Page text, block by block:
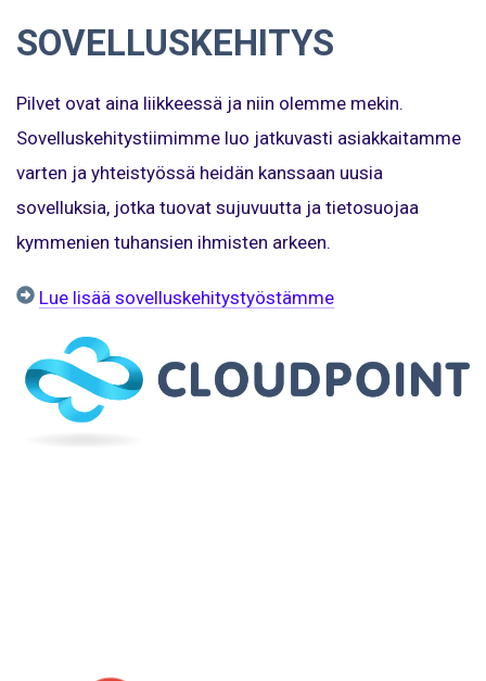
SOVELLUSKEHITYS
Pilvet ovat aina liikkeessä ja niin olemme mekin.
Sovelluskehitystiimimme luo jatkuvasti asiakkaitamme
varten ja yhteistyössä heidän kanssaan uusia
sovelluksia, jotka tuovat sujuvuutta ja tietosuojaa
kymmenien tuhansien ihmisten arkeen.
Lue lisää sovelluskehitystyöstämme